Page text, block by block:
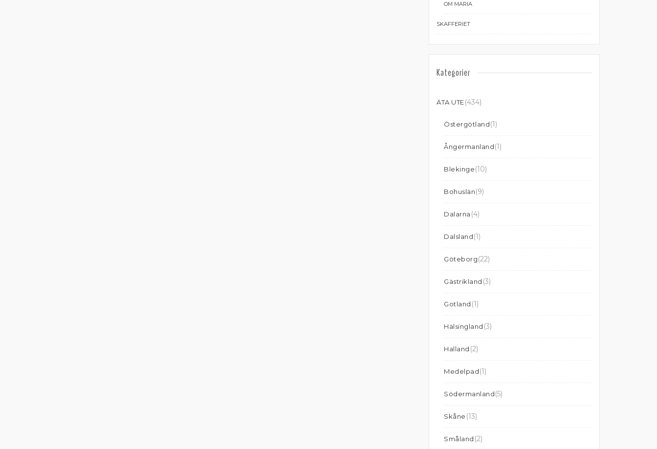
OM MARIA
SKAFFERIET
Kategorier
ÄTA UTE(434)
Östergötland(1)
Ångermanland(1)
Blekinge(10)
Bohuslän(9)
Dalarna (4)
Dalsland(1)
Göteborg(22)
Gästrikland (3)
Gotland (1)
Hälsingland (3)
Halland (2)
Medelpad(1)
Södermanland(5)
Skåne (13)
Småland (2)